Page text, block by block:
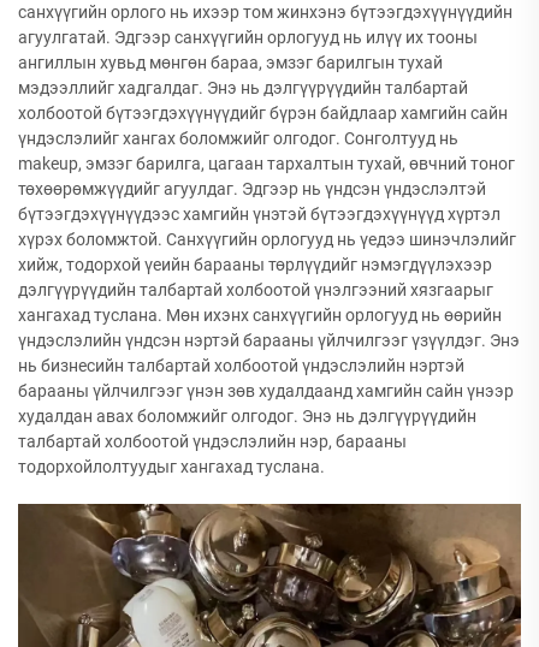
санхүүгийн орлого нь ихээр том жинхэнэ бүтээгдэхүүнүүдийн
агуулгатай. Эдгээр санхүүгийн орлогууд нь илүү их тооны
ангиллын хувьд мөнгөн бараа, эмзэг барилгын тухай
мэдээллийг хадгалдаг. Энэ нь дэлгүүрүүдийн талбартай
холбоотой бүтээгдэхүүнүүдийг бүрэн байдлаар хамгийн сайн
үндэслэлийг хангах боломжийг олгодог. Сонголтууд нь
makeup, эмзэг барилга, цагаан тархалтын тухай, өвчний тоног
төхөөрөмжүүдийг агуулдаг. Эдгээр нь үндсэн үндэслэлтэй
бүтээгдэхүүнүүдээс хамгийн үнэтэй бүтээгдэхүүнүүд хүртэл
хүрэх боломжтой. Санхүүгийн орлогууд нь үедээ шинэчлэлийг
хийж, тодорхой үеийн барааны төрлүүдийг нэмэгдүүлэхээр
дэлгүүрүүдийн талбартай холбоотой үнэлгээний хязгаарыг
хангахад туслана. Мөн ихэнх санхүүгийн орлогууд нь өөрийн
үндэслэлийн үндсэн нэртэй барааны үйлчилгээг үзүүлдэг. Энэ
нь бизнесийн талбартай холбоотой үндэслэлийн нэртэй
барааны үйлчилгээг үнэн зөв худалдаанд хамгийн сайн үнээр
худалдан авах боломжийг олгодог. Энэ нь дэлгүүрүүдийн
талбартай холбоотой үндэслэлийн нэр, барааны
тодорхойлолтуудыг хангахад туслана.